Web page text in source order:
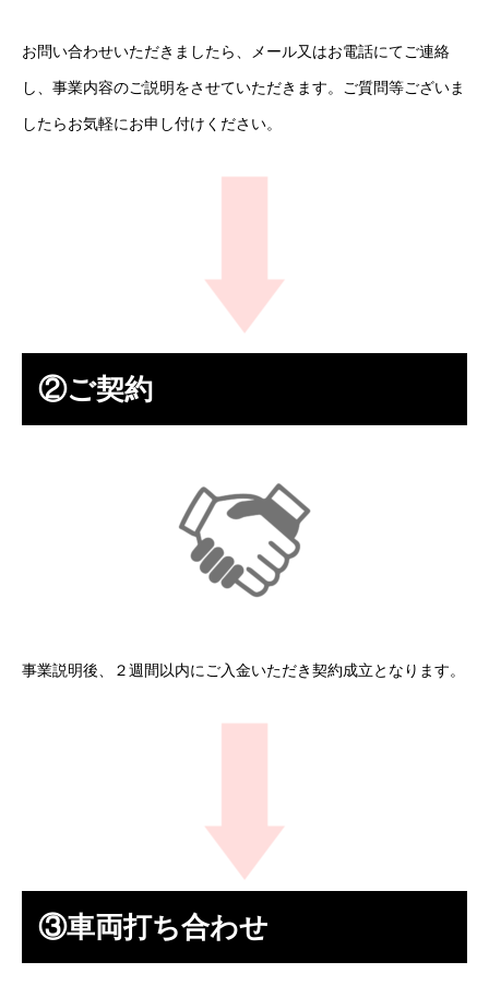
お問い合わせいただきましたら、メール又はお電話にてご連絡
し、事業内容のご説明をさせていただきます。ご質問等ございま
したらお気軽にお申し付けください。
②ご契約
事業説明後、２週間以内にご入金いただき契約成立となります。
③車両打ち合わせ